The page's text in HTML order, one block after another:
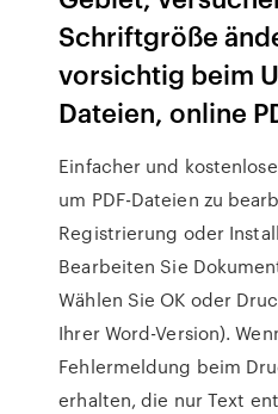
Schriftgröße
vorsichtig beim
Dateien, online
Einfacher und
um PDF-Dateien zu
Registrierung oder
Bearbeiten Sie
Wählen Sie OK oder
Ihrer Word-Version).
Fehlermeldung beim
erhalten, die nur Text